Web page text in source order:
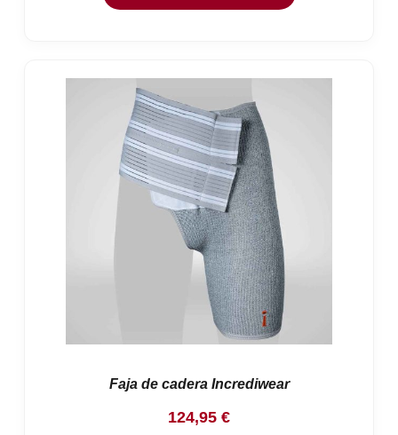
Faja de cadera Incrediwear
124,95 €